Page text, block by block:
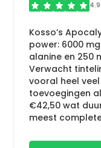
4.9
Kosso’s
power: 6000
alanine en 250
Verwacht
vooral heel
toevoegingen
€42,50 wat
meest complete